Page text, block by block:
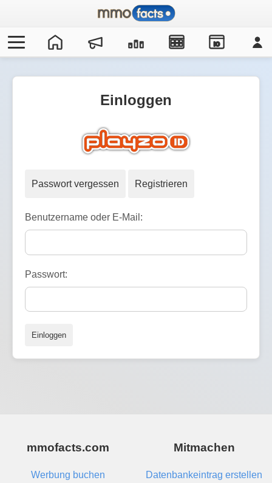
IO
Einloggen
Passwort vergessen Registrieren
Benutzername oder E-Mail:
Passwort:
Einloggen
mmofacts.com
Werbung buchen
Mitmachen
Datenbankeintrag erstellen